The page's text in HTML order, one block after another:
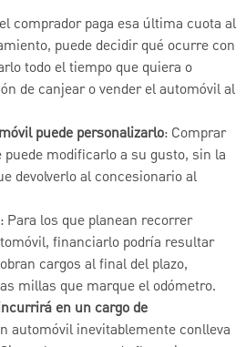
comprador paga esa última cuota al
puede decidir qué ocurre con
todo el tiempo que quiera o
de canjear o vender el automóvil al
puede personalizarlo: Comprar
modificarlo a su gusto, sin la
devolverlo al concesionario al
: Para los que planean recorrer
financiarlo podría resultar
cargos al final del plazo,
millas que marque el odómetro.
en un cargo de
automóvil inevitablemente conlleva